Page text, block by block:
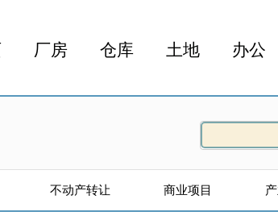
厂房 仓库 土地 办公
不动产转让 商业项目